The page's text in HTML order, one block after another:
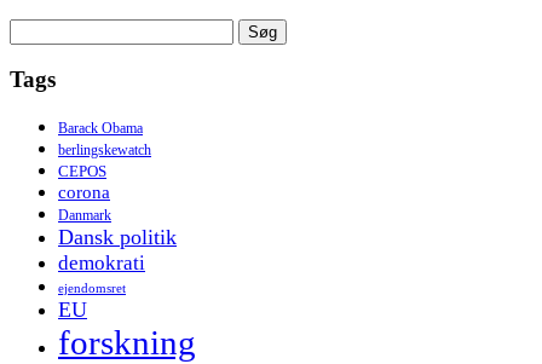
efter:
Tags
Barack Obama
berlingskewatch
CEPOS
corona
Danmark
Dansk politik
demokrati
ejendomsret
EU
forskning